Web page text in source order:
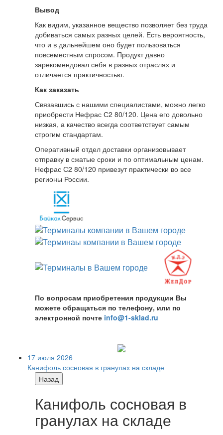
Вывод
Как видим, указанное вещество позволяет без труда
добиваться самых разных целей. Есть вероятность,
что и в дальнейшем оно будет пользоваться
повсеместным спросом. Продукт давно
зарекомендовал себя в разных отраслях и
отличается практичностью.
Как заказать
Связавшись с нашими специалистами, можно легко
приобрести Нефрас С2 80/120. Цена его довольно
низкая, а качество всегда соответствует самым
строгим стандартам.
Оперативный отдел доставки организовывает
отправку в сжатые сроки и по оптимальным ценам.
Нефрас С2 80/120 привезут практически во все
регионы России.
По вопросам приобретения продукции Вы
можете обращаться по телефону, или по
электронной почте info@1-sklad.ru
17 июля 2026
Канифоль сосновая в гранулах на складе
Назад
Канифоль сосновая в
гранулах на складе